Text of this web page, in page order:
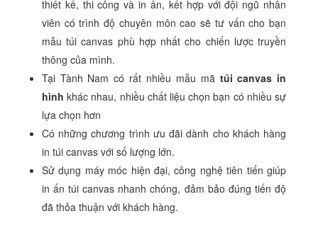
thiết kế, thi công và in ấn, kết hợp với đội ngũ nhân
viên có trình độ chuyên môn cao sẽ tư vấn cho bạn
mẫu túi canvas phù hợp nhất cho chiến lược truyền
thông của mình.
Tại Tành Nam có rất nhiều mẫu mã túi canvas in
hình khác nhau, nhiều chất liệu chọn bạn có nhiều sự
lựa chọn hơn
Có những chương trình ưu đãi dành cho khách hàng
in túi canvas với số lượng lớn.
Sử dụng máy móc hiện đại, công nghệ tiên tiến giúp
in ấn túi canvas nhanh chóng, đảm bảo đúng tiến độ
đã thỏa thuận với khách hàng.